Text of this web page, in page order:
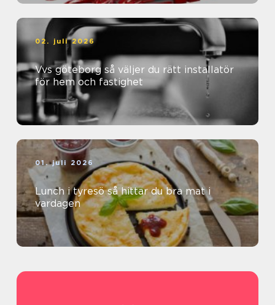
02. juli 2026
Vvs göteborg så väljer du rätt installatör
för hem och fastighet
01. juli 2026
Lunch i tyresö så hittar du bra mat i
vardagen